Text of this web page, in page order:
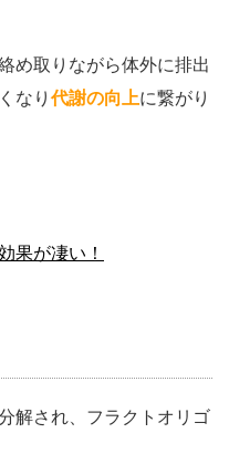
め取りながら体外に排出
なり代謝の向上に繋がり
果が凄い！
解され、フラクトオリゴ